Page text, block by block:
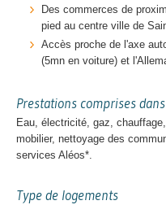
Des commerces de
pied au centre ville de
Accès proche de l'axe
(5mn en voiture) et
Prestations comprises
Eau, électricité, gaz,
mobilier, nettoyage des
services Aléos*.
Type de logements